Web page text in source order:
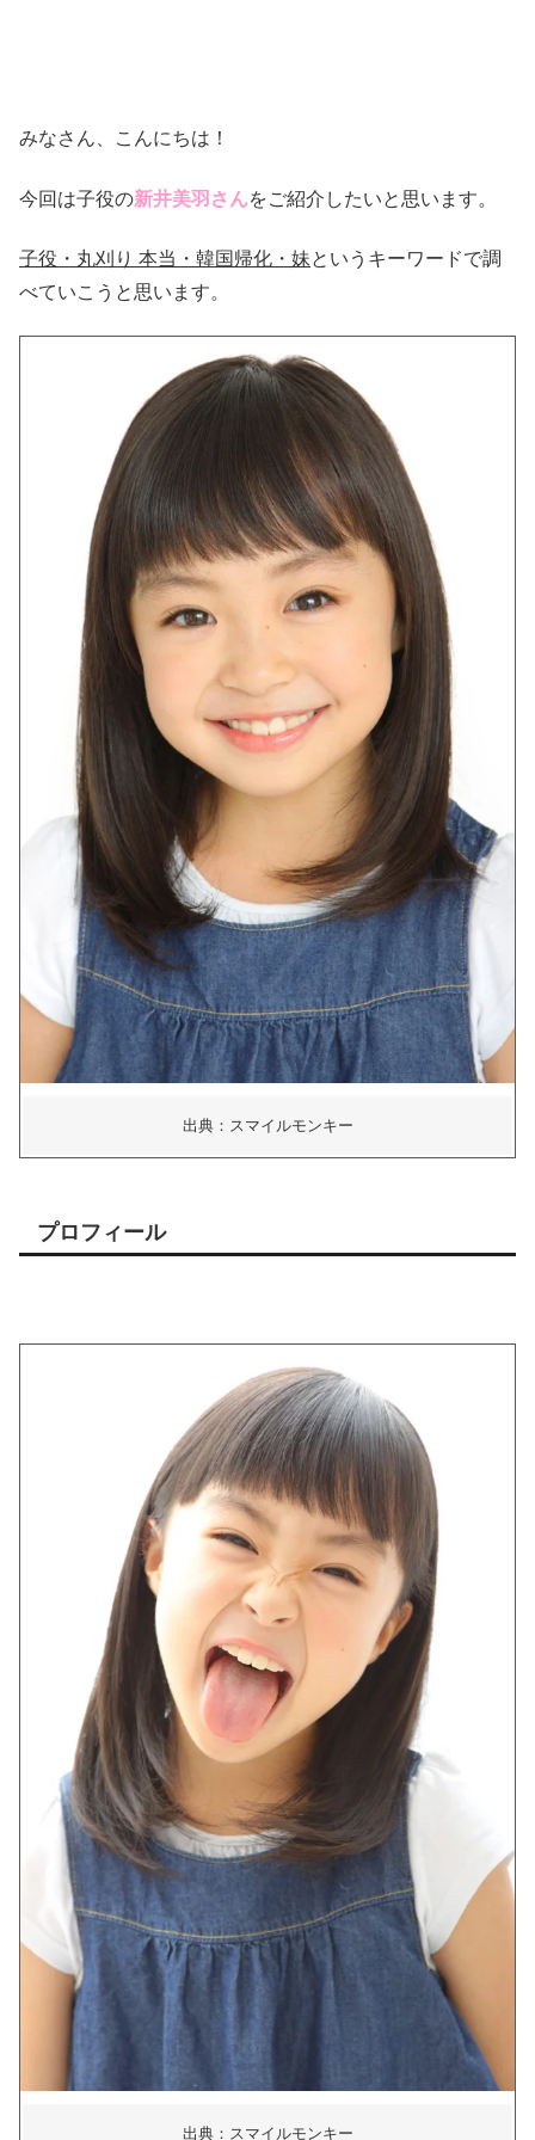
みなさん、こんにちは！
今回は子役の新井美羽さんをご紹介したいと思います。
子役・丸刈り 本当・韓国帰化・妹というキーワードで調
べていこうと思います。
出典：スマイルモンキー
プロフィール
出典：スマイルモンキー